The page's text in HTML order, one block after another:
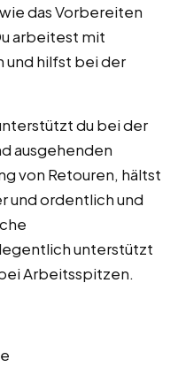
das Vorbereiten
arbeitest mit
und hilfst bei der
du bei der
ausgehenden
von Retouren, hältst
und ordentlich und
unterstützt
Arbeitsspitzen.